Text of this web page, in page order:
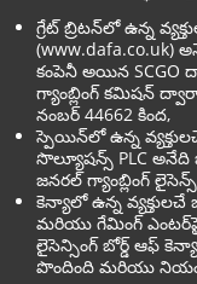
గ్రేట్ బ్రిటన్‌లో ఉన్న
(www.dafa.co.uk)
కంపెనీ అయిన SCGO
గ్యాంబ్లింగ్ కమిషన్
నంబర్ 44662 కింద,
స్పెయిన్‌లో ఉన్న
సొల్యూషన్స్ PLC
జనరల్ గ్యాంబ్లింగ్
కెన్యాలో ఉన్న
మరియు గేమింగ్
లైసెన్సింగ్ బోర్డ్ ఆఫ్
పొందింది మరియు